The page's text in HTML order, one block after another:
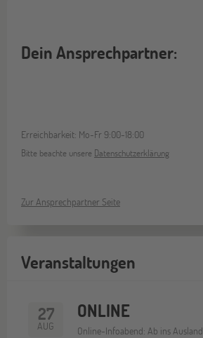
Dein Ansprechpartner:
Erreichbarkeit: Mo-Fr 9:00-18:00
Bitte beachte unsere Datenschutzerklärung
Zur Ansprechpartner Seite
Veranstaltungen
27
AUG
ONLINE
Online-Infoabend: Ab ins Ausland